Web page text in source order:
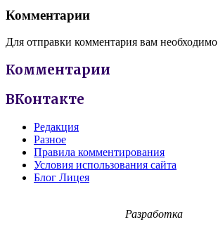
Комментарии
Для отправки комментария вам необходимо
Комментарии
ВКонтакте
Редакция
Разное
Правила комментирования
Условия использования сайта
Блог Лицея
Разработка